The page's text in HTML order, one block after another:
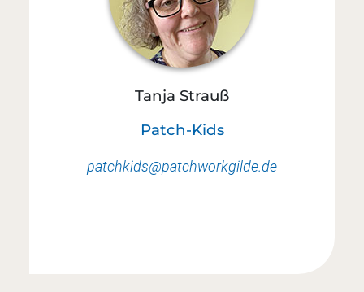
Tanja Strauß
Patch-Kids
patchkids@patchworkgilde.de